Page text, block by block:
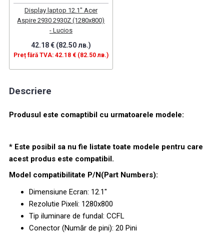
Display laptop 12.1" Acer
Aspire 2930 2930Z (1280x800)
- Lucios
42.18 € (82.50 лв.)
Preț fără TVA: 42.18 € (82.50 лв.)
Descriere
Produsul este comaptibil cu urmatoarele modele:
* Este posibil sa nu fie listate toate modele pentru care
acest produs este compatibil.
Model compatibilitate P/N(Part Numbers):
Dimensiune Ecran: 12.1"
Rezolutie Pixeli: 1280x800
Tip iluminare de fundal: CCFL
Conector (Număr de pini): 20 Pini